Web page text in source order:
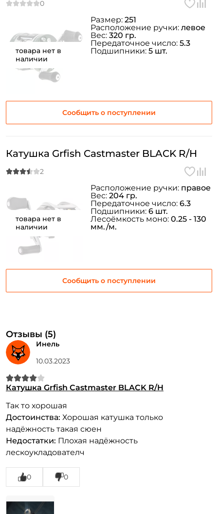
товара нет в
наличии
Сообщить о поступлении
Размер: 251
Расположение ручки: левое
Вес: 320 гр.
Передаточное число: 5.3
Подшипники: 5 шт.
товара нет в
наличии
Катушка Grfish Castmaster BLACK R/H
Сообщить о поступлении
Расположение ручки: правое
Вес: 204 гр.
Передаточное число: 6.3
Подшипники: 6 шт.
Лесоёмкость моно: 0.25 - 130
мм./м.
Отзывы (5)
Инель
10.03.2023
Катушка Grfish Castmaster BLACK R/H
Так то хорошая
Достоинства: Хорошая катушка только
надёжность такая сюен
Недостатки: Плохая надёжность
лескоукладователч
0 0